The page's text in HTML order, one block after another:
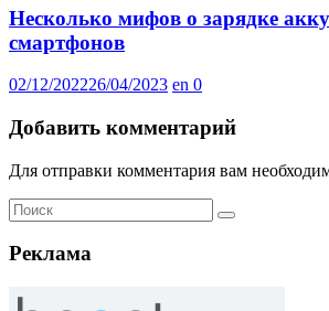
Несколько мифов о зарядке
смартфонов
02/12/202226/04/2023 en 0
Добавить комментарий
Для отправки комментария вам
Реклама